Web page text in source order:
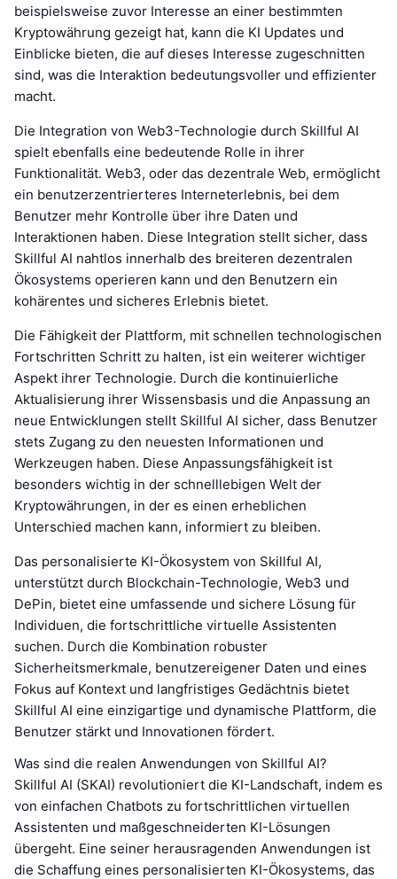
beispielsweise zuvor Interesse an einer bestimmten
Kryptowährung gezeigt hat, kann die KI Updates und
Einblicke bieten, die auf dieses Interesse zugeschnitten
sind, was die Interaktion bedeutungsvoller und effizienter
macht.
Die Integration von Web3-Technologie durch Skillful AI
spielt ebenfalls eine bedeutende Rolle in ihrer
Funktionalität. Web3, oder das dezentrale Web, ermöglicht
ein benutzerzentrierteres Interneterlebnis, bei dem
Benutzer mehr Kontrolle über ihre Daten und
Interaktionen haben. Diese Integration stellt sicher, dass
Skillful AI nahtlos innerhalb des breiteren dezentralen
Ökosystems operieren kann und den Benutzern ein
kohärentes und sicheres Erlebnis bietet.
Die Fähigkeit der Plattform, mit schnellen technologischen
Fortschritten Schritt zu halten, ist ein weiterer wichtiger
Aspekt ihrer Technologie. Durch die kontinuierliche
Aktualisierung ihrer Wissensbasis und die Anpassung an
neue Entwicklungen stellt Skillful AI sicher, dass Benutzer
stets Zugang zu den neuesten Informationen und
Werkzeugen haben. Diese Anpassungsfähigkeit ist
besonders wichtig in der schnelllebigen Welt der
Kryptowährungen, in der es einen erheblichen
Unterschied machen kann, informiert zu bleiben.
Das personalisierte KI-Ökosystem von Skillful AI,
unterstützt durch Blockchain-Technologie, Web3 und
DePin, bietet eine umfassende und sichere Lösung für
Individuen, die fortschrittliche virtuelle Assistenten
suchen. Durch die Kombination robuster
Sicherheitsmerkmale, benutzereigener Daten und eines
Fokus auf Kontext und langfristiges Gedächtnis bietet
Skillful AI eine einzigartige und dynamische Plattform, die
Benutzer stärkt und Innovationen fördert.
Was sind die realen Anwendungen von Skillful AI?
Skillful AI (SKAI) revolutioniert die KI-Landschaft, indem es
von einfachen Chatbots zu fortschrittlichen virtuellen
Assistenten und maßgeschneiderten KI-Lösungen
übergeht. Eine seiner herausragenden Anwendungen ist
die Schaffung eines personalisierten KI-Ökosystems, das